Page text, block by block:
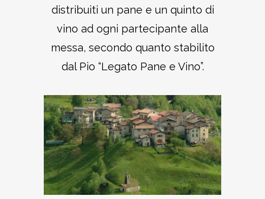
distribuiti un pane e un quinto di
vino ad ogni partecipante alla
messa, secondo quanto stabilito
dal Pio “Legato Pane e Vino”.